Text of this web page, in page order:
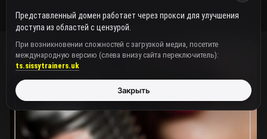
Представленный домен работает через прокси для улучшения
доступа из областей с цензурой.
При возникновении сложностей с загрузкой медиа, посетите
международную версию (слева внизу сайта переключитель):
ts.sissytrainers.uk
Закрыть